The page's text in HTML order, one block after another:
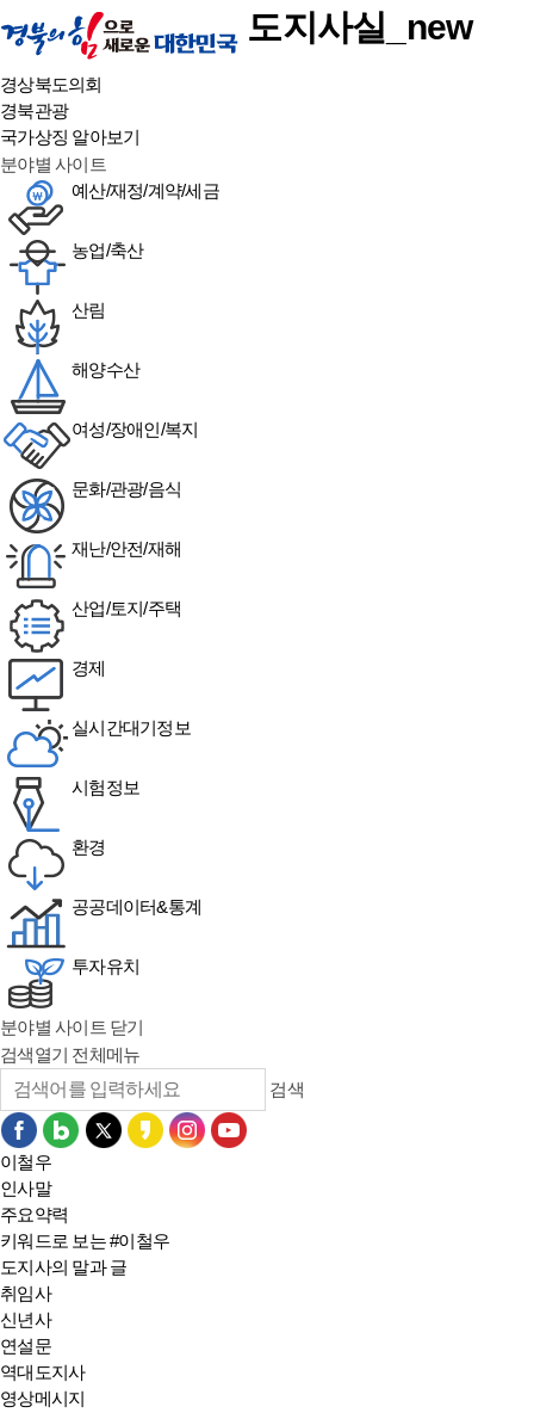
본문 바로가기
도지사실_new
경상북도의회
경북관광
국가상징 알아보기
분야별 사이트
예산/재정/계약/세금
농업/축산
산림
해양수산
여성/장애인/복지
문화/관광/음식
재난/안전/재해
산업/토지/주택
경제
실시간대기정보
시험정보
환경
공공데이터&통계
투자유치
분야별 사이트 닫기
검색열기 전체메뉴
검색
이철우
인사말
주요약력
키워드로 보는 #이철우
도지사의 말과 글
취임사
신년사
연설문
역대도지사
영상메시지